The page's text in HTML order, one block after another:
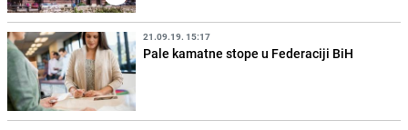
21.09.19. 15:17
Pale kamatne stope u Federaciji BiH